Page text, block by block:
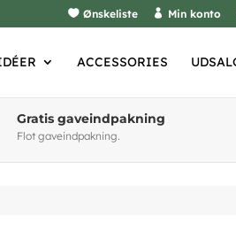
Ønskeliste Min konto
ACCESSORIES
Gratis gaveindpakning
Flot gaveindpakning.